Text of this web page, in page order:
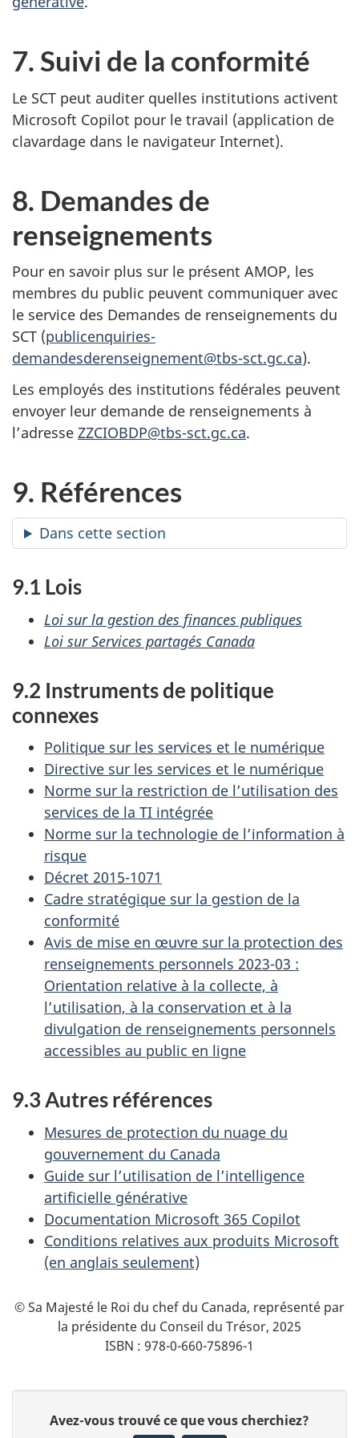
7. Suivi de la conformité
Le SCT peut auditer quelles institutions activent
Microsoft Copilot pour le travail (application de
clavardage dans le navigateur Internet).
8. Demandes de
renseignements
Pour en savoir plus sur le présent AMOP, les
membres du public peuvent communiquer avec
le service des Demandes de renseignements du
SCT (publicenquiries-
demandesderenseignement@tbs-sct.gc.ca).
Les employés des institutions fédérales peuvent
envoyer leur demande de renseignements à
l’adresse ZZCIOBDP@tbs-sct.gc.ca.
9. Références
Dans cette section
9.1 Lois
Loi sur la gestion des finances publiques
Loi sur Services partagés Canada
9.2 Instruments de politique
connexes
Politique sur les services et le numérique
Directive sur les services et le numérique
Norme sur la restriction de l’utilisation des
services de la TI intégrée
Norme sur la technologie de l’information à
risque
Décret 2015-1071
Cadre stratégique sur la gestion de la
conformité
Avis de mise en œuvre sur la protection des
renseignements personnels 2023-03 :
Orientation relative à la collecte, à
l’utilisation, à la conservation et à la
divulgation de renseignements personnels
accessibles au public en ligne
9.3 Autres références
Mesures de protection du nuage du
gouvernement du Canada
Guide sur l’utilisation de l’intelligence
artificielle générative
Documentation Microsoft 365 Copilot
Conditions relatives aux produits Microsoft
(en anglais seulement)
© Sa Majesté le Roi du chef du Canada, représenté par
la présidente du Conseil du Trésor, 2025
ISBN : 978-0-660-75896-1
Avez-vous trouvé ce que vous cherchiez?